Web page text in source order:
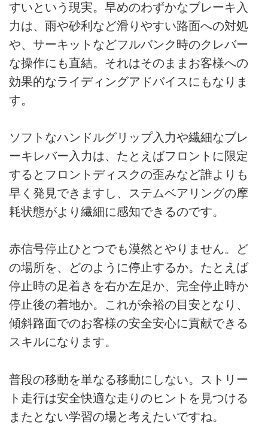
すいという現実。早めのわずかなブレーキ入
力は、雨や砂利など滑りやすい路面への対処
や、サーキットなどフルバンク時のクレバー
な操作にも直結。それはそのままお客様への
効果的なライディングアドバイスにもなりま
す。
ソフトなハンドルグリップ入力や繊細なブレ
ーキレバー入力は、たとえばフロントに限定
するとフロントディスクの歪みなど誰よりも
早く発見できますし、ステムベアリングの摩
耗状態がより繊細に感知できるのです。
赤信号停止ひとつでも漠然とやりません。ど
の場所を、どのように停止するか。たとえば
停止時の足着きを右か左足か、完全停止時か
停止後の着地か。これが余裕の目安となり、
傾斜路面でのお客様の安全安心に貢献できる
スキルになります。
普段の移動を単なる移動にしない。ストリー
ト走行は安全快適な走りのヒントを見つける
またとない学習の場と考えたいですね。